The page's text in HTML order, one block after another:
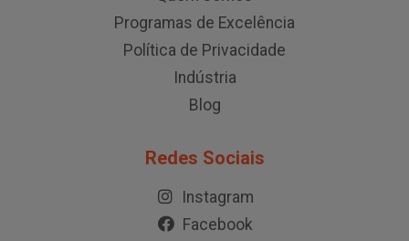
Programas de Excelência
Política de Privacidade
Indústria
Blog
Redes Sociais
Instagram
Facebook